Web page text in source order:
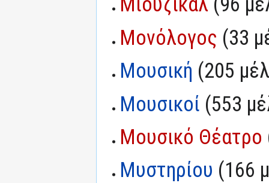
Μονόλογος (33
Μουσική (205
Μουσικοί (553
Μουσικό Θέατρο
Μυστηρίου (166